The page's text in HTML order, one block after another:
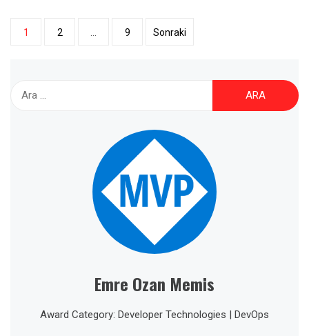
Yazı1 2 9 Sonraki
Arama:
Emre Ozan Memis
Award Category: Developer Technologies | DevOps